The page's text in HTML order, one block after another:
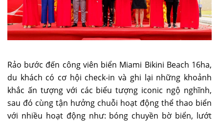
Rảo bước đến công viên biển Miami Bikini Beach 16ha,
du khách có cơ hội check-in và ghi lại những khoảnh
khắc ấn tượng với các biểu tượng iconic ngộ nghĩnh,
sau đó cùng tận hưởng chuỗi hoạt động thể thao biển
với nhiều hoạt động như: bóng chuyền bờ biển, lướt